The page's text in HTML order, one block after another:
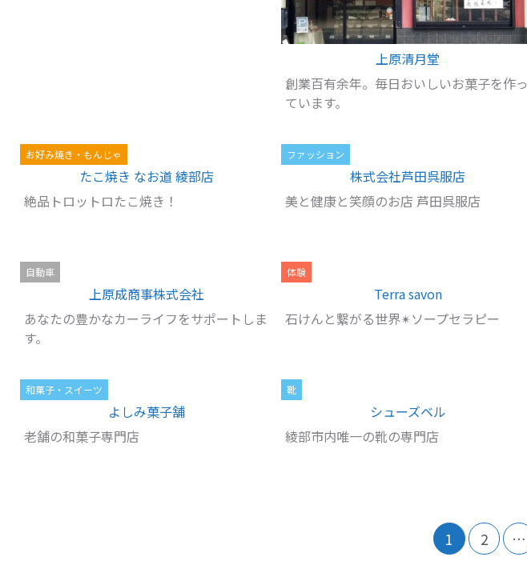
上原清月堂
創業百有余年。毎日おいしいお菓子を作っ
ています。
お好み焼き・もんじゃ
たこ焼き なお道 綾部店
絶品トロットロたこ焼き！
ファッション
株式会社芦田呉服店
美と健康と笑顔のお店 芦田呉服店
自動車
上原成商事株式会社
あなたの豊かなカーライフをサポートしま
す。
体験
Terra savon
石けんと繋がる世界✴︎ソープセラピー
和菓子・スイーツ
よしみ菓子舗
老舗の和菓子専門店
靴
シューズベル
綾部市内唯一の靴の専門店
1 2 …